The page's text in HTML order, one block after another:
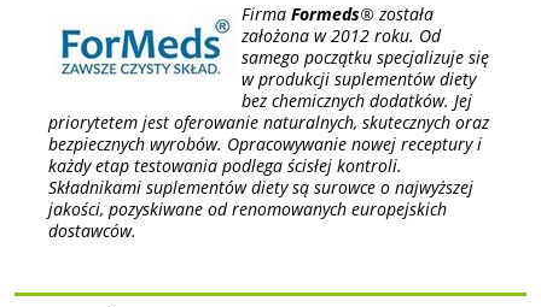
Firma Formeds® została
założona w 2012 roku. Od
samego początku specjalizuje się
w produkcji suplementów diety
bez chemicznych dodatków. Jej
priorytetem jest oferowanie naturalnych, skutecznych oraz
bezpiecznych wyrobów. Opracowywanie nowej receptury i
każdy etap testowania podlega ścisłej kontroli.
Składnikami suplementów diety są surowce o najwyższej
jakości, pozyskiwane od renomowanych europejskich
dostawców.